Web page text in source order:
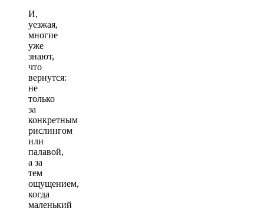
И,
уезжая,
многие
уже
знают,
что
вернутся:
не
только
за
конкретным
рислингом
или
палавой,
а за
тем
ощущением,
когда
маленький